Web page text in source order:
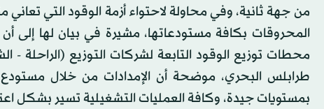
من جهة ثانية، وفي محاولة لاحتواء أزمة الوقود التي
المحروقات بكافة مستودعاتها، مشيرة في بيان لها إلى أن
محطات توزيع الوقود التابعة لشركات التوزيع (الراحلة
طرابلس البحري، موضحة أن الإمدادات من خلال
بمستويات جيدة، وكافة العمليات التشغيلية تسير بشكل